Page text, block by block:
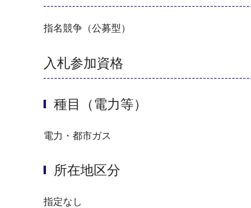
指名競争（公募型）
入札参加資格
種目（電力等）
電力・都市ガス
所在地区分
指定なし